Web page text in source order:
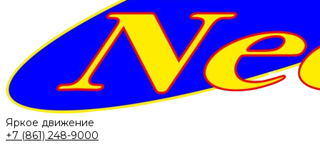
Яркое движение
+7 (861) 248-9000